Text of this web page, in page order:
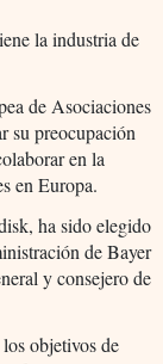
la industria de
de Asociaciones
su preocupación
en la
en Europa.
ha sido elegido
de Bayer
y consejero de
objetivos de